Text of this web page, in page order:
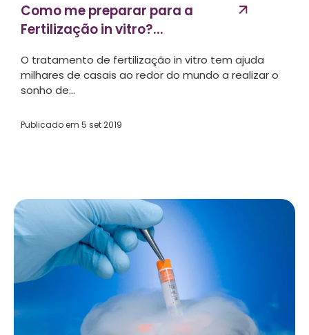
Como me preparar para a
Fertilização in vitro?...
O tratamento de fertilização in vitro tem ajuda
milhares de casais ao redor do mundo a realizar o
sonho de...
Publicado em 5 set 2019